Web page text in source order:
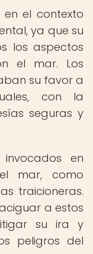
el contexto
ya que su
los aspectos
el mar. Los
su favor a
con la
seguras y
en
mar, como
traicioneras.
a estos
su ira y
peligros del